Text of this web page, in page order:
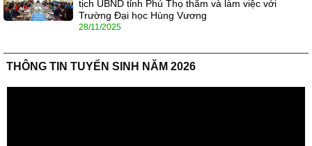
tịch UBND tỉnh Phú Thọ thăm và làm việc với
Trường Đại học Hùng Vương
28/11/2025
THÔNG TIN TUYỂN SINH NĂM 2026